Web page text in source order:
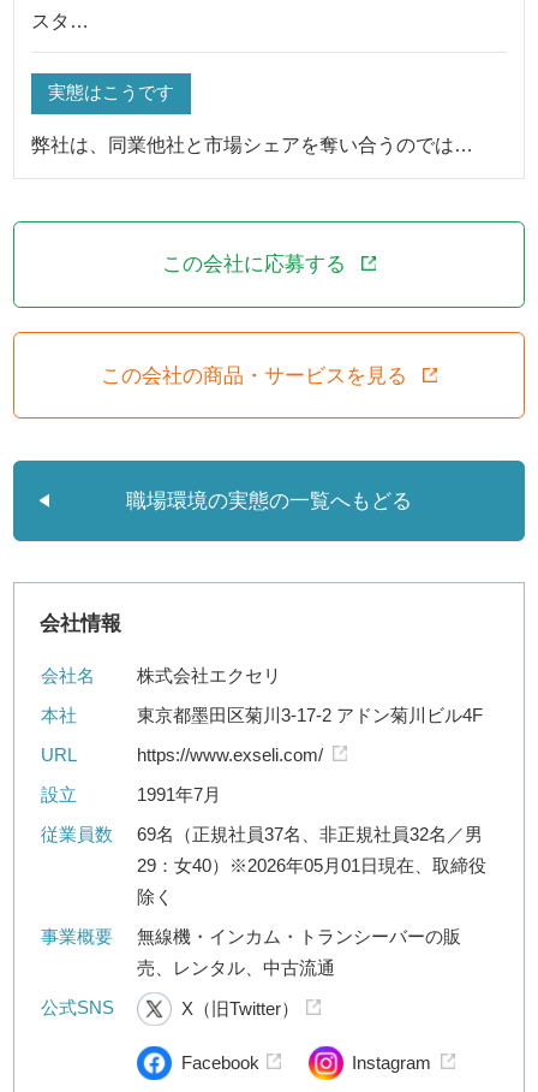
スタ…
実態はこうです
弊社は、同業他社と市場シェアを奪い合うのでは…
この会社に応募する
この会社の商品・サービスを見る
職場環境の実態の一覧へもどる
会社情報
会社名
株式会社エクセリ
本社
東京都墨田区菊川3-17-2 アドン菊川ビル4F
URL
https://www.exseli.com/
設立
1991年7月
従業員数
69名（正規社員37名、非正規社員32名／男
29：女40）※2026年05月01日現在、取締役
除く
事業概要
無線機・インカム・トランシーバーの販
売、レンタル、中古流通
公式SNS
X（旧Twitter）
Facebook Instagram